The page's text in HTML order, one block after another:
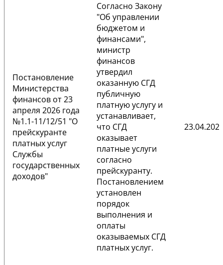
Постановление
Министерства
финансов от 23
апреля 2026 года
№1.1-11/12/51 "О
прейскуранте
платных услуг
Службы
государственных
доходов"
Согласно Закону
"Об управлении
бюджетом и
финансами",
министр
финансов
утвердил
оказанную СГД
публичную
платную услугу и
устанавливает,
что СГД
оказывает
платные услуги
согласно
прейскуранту.
Постановлением
установлен
порядок
выполнения и
оплаты
оказываемых СГД
платных услуг.